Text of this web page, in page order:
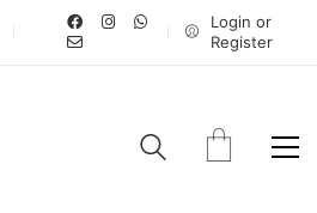
Login or
Register